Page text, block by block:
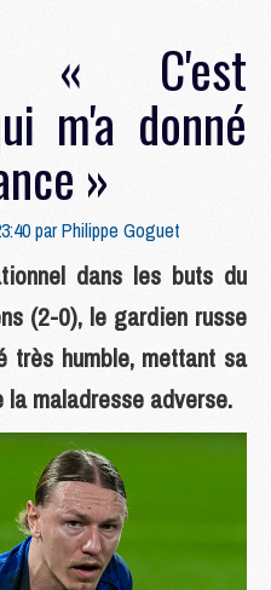
« C'est
m'a donné
»
parPhilippe Goguet
dans les buts du
(2-0), le gardien russe
très humble, mettant sa
maladresse adverse.